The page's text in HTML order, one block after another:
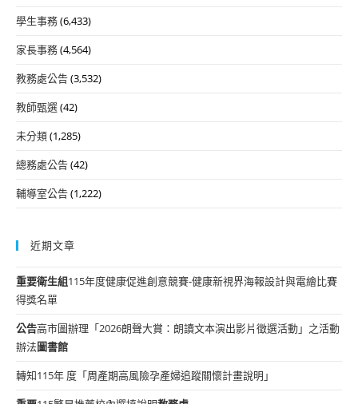
學生事務(6,433)
家長事務(4,564)
教務處公告(3,532)
教師甄選(42)
未分類(1,285)
總務處公告(42)
輔導室公告(1,222)
近期文章
重要衛生組115年度健康促進創意競賽-健康新視界海報設計與電繪比賽
得獎名單
公告高市圖辦理「2026朗聲大賞：朗讀文本演出影片徵選活動」之活動
辦法圖書館
轉知115年 度「周產期高風險孕產婦追蹤關懷計畫說明」